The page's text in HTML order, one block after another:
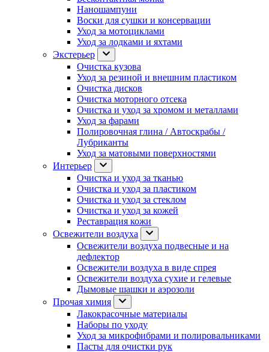
Наношампуни
Воски для сушки и консервации
Уход за мотоциклами
Уход за лодками и яхтами
Экстерьер
Очистка кузова
Уход за резиной и внешним пластиком
Очистка дисков
Очистка моторного отсека
Очистка и уход за хромом и металлами
Уход за фарами
Полировочная глина / Автоскрабы /
Лубриканты
Уход за матовыми поверхностями
Интерьер
Очистка и уход за тканью
Очистка и уход за пластиком
Очистка и уход за стеклом
Очистка и уход за кожей
Реставрация кожи
Освежители воздуха
Освежители воздуха подвесные и на
дефлектор
Освежители воздуха в виде спрея
Освежители воздуха сухие и гелевые
Дымовые шашки и аэрозоли
Прочая химия
Лакокрасочные материалы
Наборы по уходу
Уход за микрофибрами и полировальниками
Пасты для очистки рук